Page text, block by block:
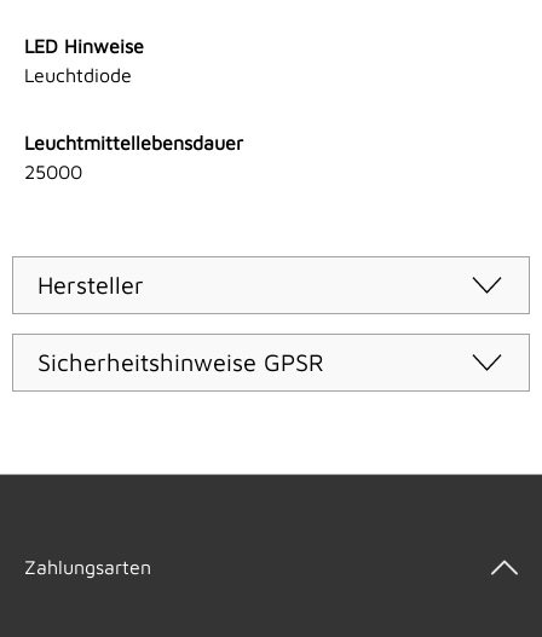
LED Hinweise
Leuchtdiode
Leuchtmittellebensdauer
25000
Hersteller
Sicherheitshinweise GPSR
Zahlungsarten